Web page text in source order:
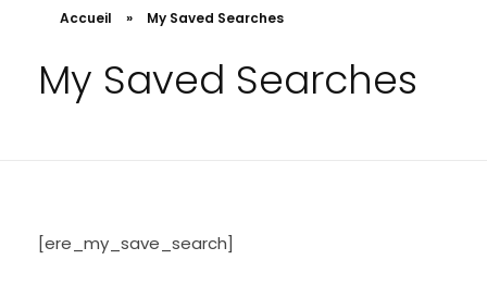
Accueil » My Saved Searches
My Saved Searches
[ere_my_save_search]